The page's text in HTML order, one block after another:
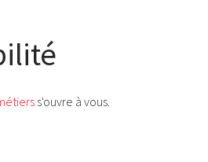
s'ouvre à vous.